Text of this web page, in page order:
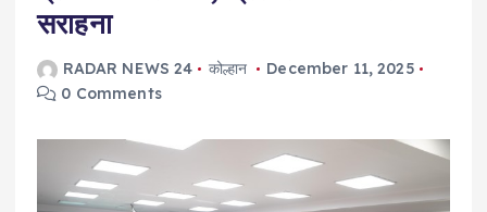
सराहना
RADAR NEWS 24 कोल्हान
December 11, 2025
0 Comments